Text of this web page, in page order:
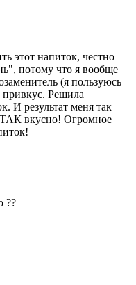
этот напиток, честно
потому что я вообще
(я пользуюсь
привкус. Решила
И результат меня так
ТАК вкусно! Огромное
??